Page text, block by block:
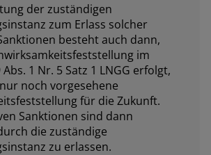
der zuständigen
zum Erlass solcher
besteht auch dann,
im
Abs. 1 Nr. 5 Satz 1 LNGG erfolgt,
noch vorgesehene
für die Zukunft.
Sanktionen sind dann
die zuständige
zu erlassen.